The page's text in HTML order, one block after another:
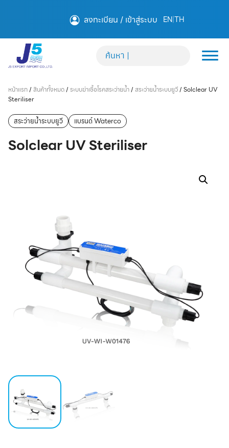
ลงทะเบียน / เข้าสู่ระบบ EN|TH
หน้าแรก/ สินค้าทั้งหมด/ ระบบฆ่าเชื้อโรคสระว่ายน้ำ/ สระว่ายน้ำระบบยูวี/ Solclear UV
Steriliser
สระว่ายน้ำระบบยูวี แบรนด์ Waterco
Solclear UV Steriliser